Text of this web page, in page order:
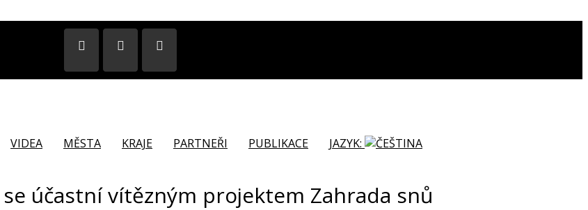
VIDEA MĚSTA KRAJE PARTNEŘI PUBLIKACE JAZYK:
účastní vítězným projektem Zahrada snů